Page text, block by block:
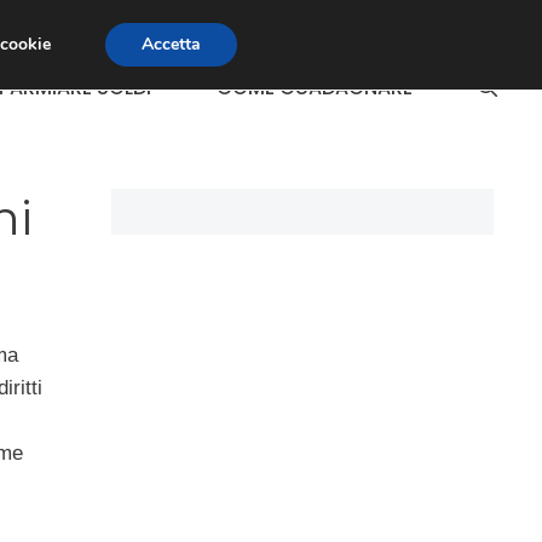
SOLDI COME GUADAGNARE
Accetta